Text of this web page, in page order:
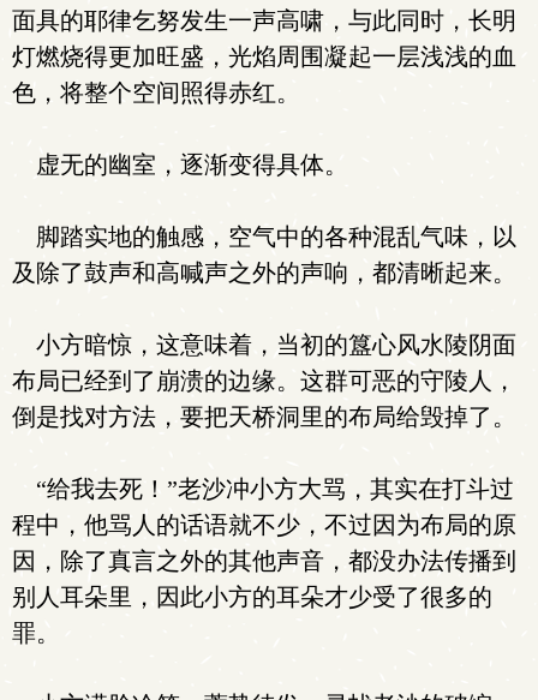
面具的耶律乞努发生一声高啸，与此同时，长明
灯燃烧得更加旺盛，光焰周围凝起一层浅浅的血
色，将整个空间照得赤红。
虚无的幽室，逐渐变得具体。
脚踏实地的触感，空气中的各种混乱气味，以
及除了鼓声和高喊声之外的声响，都清晰起来。
小方暗惊，这意味着，当初的簋心风水陵阴面
布局已经到了崩溃的边缘。这群可恶的守陵人，
倒是找对方法，要把天桥洞里的布局给毁掉了。
“给我去死！”老沙冲小方大骂，其实在打斗过
程中，他骂人的话语就不少，不过因为布局的原
因，除了真言之外的其他声音，都没办法传播到
别人耳朵里，因此小方的耳朵才少受了很多的
罪。